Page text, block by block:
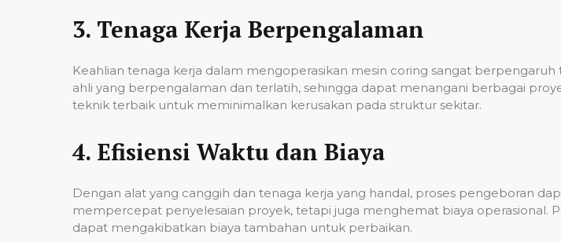
3. Tenaga Kerja Berpengalaman
Keahlian tenaga kerja dalam mengoperasikan mesin coring sangat
ahli yang berpengalaman dan terlatih, sehingga dapat menangani berbagai
teknik terbaik untuk meminimalkan kerusakan pada struktur sekitar.
4. Efisiensi Waktu dan Biaya
Dengan alat yang canggih dan tenaga kerja yang handal, proses pengeboran
mempercepat penyelesaian proyek, tetapi juga menghemat biaya operasional.
dapat mengakibatkan biaya tambahan untuk perbaikan.